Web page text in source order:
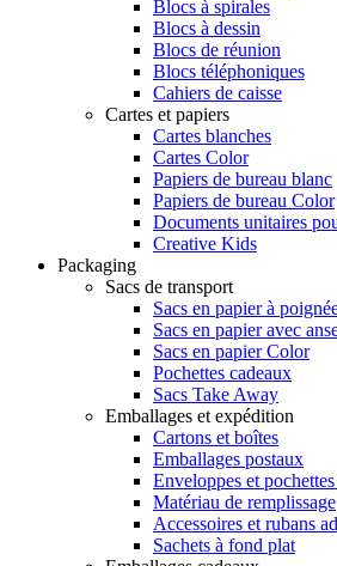
Blocs à spirales
Blocs à dessin
Blocs de réunion
Blocs téléphoniques
Cahiers de caisse
Cartes et papiers
Cartes blanches
Cartes Color
Papiers de bureau blanc
Papiers de bureau Color
Documents unitaires
Creative Kids
Packaging
Sacs de transport
Sacs en papier à
Sacs en papier avec
Sacs en papier Color
Pochettes cadeaux
Sacs Take Away
Emballages et expédition
Cartons et boîtes
Emballages postaux
Enveloppes et
Matériau de remplissage
Accessoires et rubans
Sachets à fond plat